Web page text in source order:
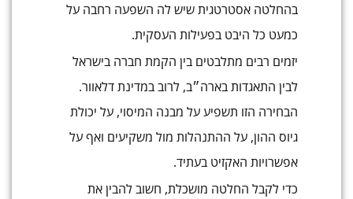
בהחלטה אסטרטגית שיש לה השפעה רחבה על
כמעט כל היבט בפעילות העסקית.
יזמים רבים מתלבטים בין הקמת חברה בישראל
לבין התאגדות בארה״ב, לרוב במדינת דלאוור.
הבחירה הזו תשפיע על מבנה המיסוי, על יכולת
גיוס ההון, על ההתנהלות מול משקיעים ואף על
אפשרויות האקזיט בעתיד.
כדי לקבל החלטה מושכלת, חשוב להבין את